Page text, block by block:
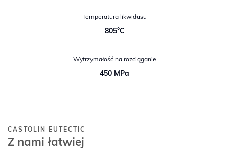
Temperatura likwidusu
805°C
Wytrzymałość na rozciąganie
450 MPa
CASTOLIN EUTECTIC
Z nami łatwiej